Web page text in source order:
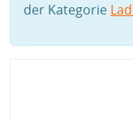
der Kategorie